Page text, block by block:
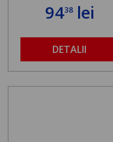
9438lei
DETALII